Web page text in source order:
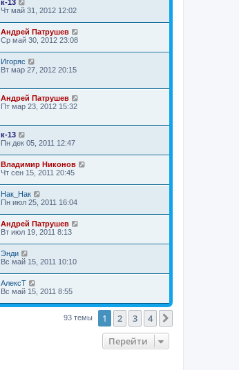
к-13
Чт май 31, 2012 12:02
Андрей Патрушев
Ср май 30, 2012 23:08
Игоряс
Вт мар 27, 2012 20:15
Андрей Патрушев
Пт мар 23, 2012 15:32
к-13
Пн дек 05, 2011 12:47
Владимир Никонов
Чт сен 15, 2011 20:45
Нак_Нак
Пн июл 25, 2011 16:04
Андрей Патрушев
Вт июл 19, 2011 8:13
Энди
Вс май 15, 2011 10:10
АлексТ
Вс май 15, 2011 8:55
93 темы 1 2 3 4
Перейти